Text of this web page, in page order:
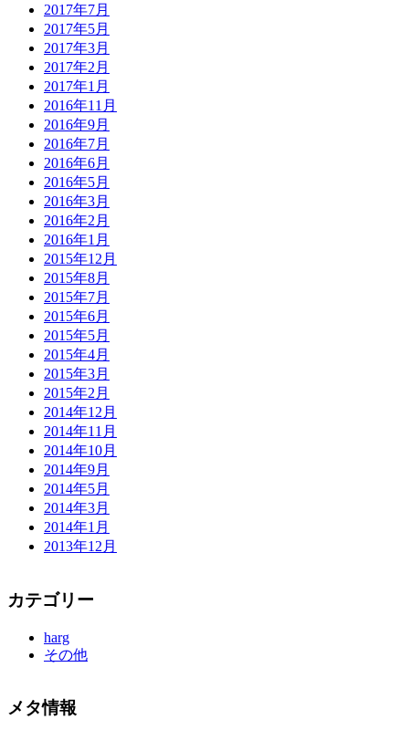
2017年7月
2017年5月
2017年3月
2017年2月
2017年1月
2016年11月
2016年9月
2016年7月
2016年6月
2016年5月
2016年3月
2016年2月
2016年1月
2015年12月
2015年8月
2015年7月
2015年6月
2015年5月
2015年4月
2015年3月
2015年2月
2014年12月
2014年11月
2014年10月
2014年9月
2014年5月
2014年3月
2014年1月
2013年12月
カテゴリー
harg
その他
メタ情報